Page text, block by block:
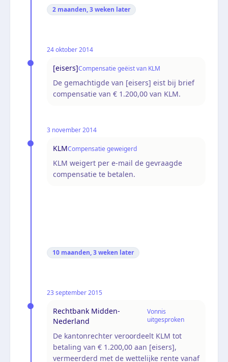
2 maanden, 3 weken later
24 oktober 2014
[eisers]Compensatie geëist van KLM
De gemachtigde van [eisers] eist bij brief
compensatie van € 1.200,00 van KLM.
3 november 2014
KLMCompensatie geweigerd
KLM weigert per e-mail de gevraagde
compensatie te betalen.
10 maanden, 3 weken later
23 september 2015
Rechtbank Midden-
Nederland
Vonnis
uitgesproken
De kantonrechter veroordeelt KLM tot
betaling van € 1.200,00 aan [eisers],
vermeerderd met de wettelijke rente vanaf